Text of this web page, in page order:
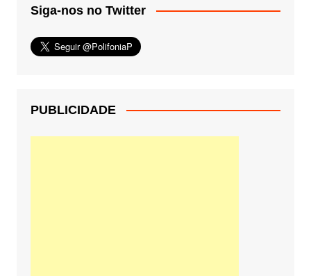
Siga-nos no Twitter
PUBLICIDADE